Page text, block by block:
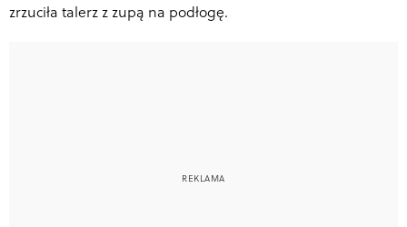
zrzuciła talerz z zupą na podłogę.